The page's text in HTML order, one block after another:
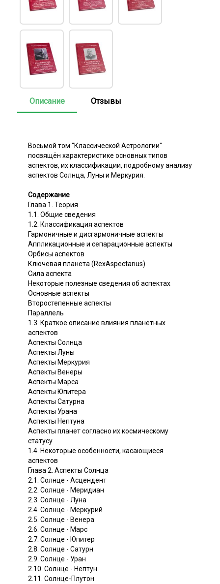
Описание Отзывы
Восьмой том "Классической Астрологии"
посвящён характеристике основных типов
аспектов, их классификации, подробному анализу
аспектов Солнца, Луны и Меркурия.
Содержание
Глава 1. Теория
1.1. Общие сведения
1.2. Классификация аспектов
Гармоничные и дисгармоничные аспекты
Аппликационные и сепарационные аспекты
Орбисы аспектов
Ключевая планета (RexAspectarius)
Сила аспекта
Некоторые полезные сведения об аспектах
Основные аспекты
Второстепенные аспекты
Параллель
1.3. Краткое описание влияния планетных
аспектов
Аспекты Солнца
Аспекты Луны
Аспекты Меркурия
Аспекты Венеры
Аспекты Марса
Аспекты Юпитера
Аспекты Сатурна
Аспекты Урана
Аспекты Нептуна
Аспекты планет согласно их космическому
статусу
1.4. Некоторые особенности, касающиеся
аспектов
Глава 2. Аспекты Солнца
2.1. Солнце - Асцендент
2.2. Солнце - Меридиан
2.3. Солнце - Луна
2.4. Солнце - Меркурий
2.5. Солнце - Венера
2.6. Солнце - Марс
2.7. Солнце - Юпитер
2.8. Солнце - Сатурн
2.9. Солнце - Уран
2.10. Солнце - Нептун
2.11. Солнце-Плутон